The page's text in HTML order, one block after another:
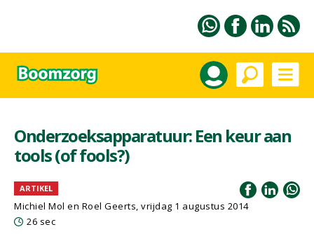
Onderzoeksapparatuur: Een keur aan
tools (of fools?)
ARTIKEL
Michiel Mol en Roel Geerts, vrijdag 1 augustus 2014
26 sec